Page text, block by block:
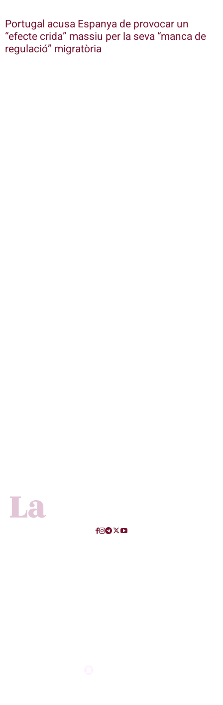
Portugal acusa Espanya de provocar un
“efecte crida” massiu per la seva “manca de
regulació” migratòria